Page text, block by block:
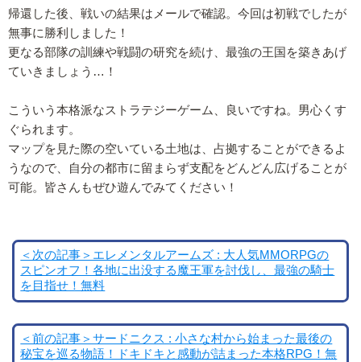
帰還した後、戦いの結果はメールで確認。今回は初戦でしたが
無事に勝利しました！
更なる部隊の訓練や戦闘の研究を続け、最強の王国を築きあげ
ていきましょう…！
こういう本格派なストラテジーゲーム、良いですね。男心くす
ぐられます。
マップを見た際の空いている土地は、占拠することができるよ
うなので、自分の都市に留まらず支配をどんどん広げることが
可能。皆さんもぜひ遊んでみてください！
＜次の記事＞エレメンタルアームズ : 大人気MMORPGの
スピンオフ！各地に出没する魔王軍を討伐し、最強の騎士
を目指せ！無料
＜前の記事＞サードニクス : 小さな村から始まった最後の
秘宝を巡る物語！ドキドキと感動が詰まった本格RPG！無